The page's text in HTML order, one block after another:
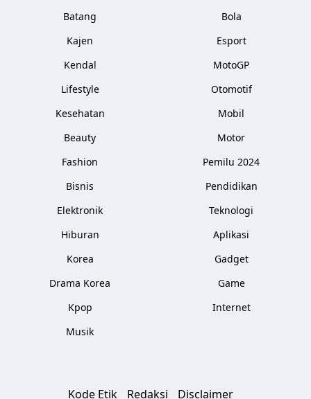
Batang
Kajen
Kendal
Lifestyle
Kesehatan
Beauty
Fashion
Bisnis
Elektronik
Hiburan
Korea
Drama Korea
Kpop
Musik
Bola
Esport
MotoGP
Otomotif
Mobil
Motor
Pemilu 2024
Pendidikan
Teknologi
Aplikasi
Gadget
Game
Internet
Kode Etik Redaksi Disclaimer